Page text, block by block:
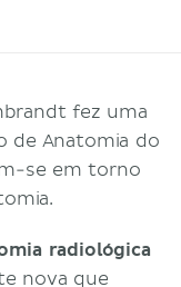
fez uma
de Anatomia do
se em torno
radiológica
nova que